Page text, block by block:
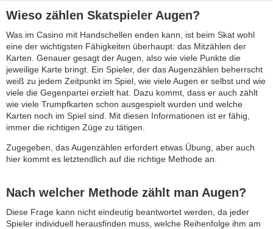
Wieso zählen Skatspieler Augen?
Was im Casino mit Handschellen enden kann, ist beim Skat wohl
eine der wichtigsten Fähigkeiten überhaupt: das Mitzählen der
Karten. Genauer gesagt der Augen, also wie viele Punkte die
jeweilige Karte bringt. Ein Spieler, der das Augenzählen beherrscht
weiß zu jedem Zeitpunkt im Spiel, wie viele Augen er selbst und wie
viele die Gegenpartei erzielt hat. Dazu kommt, dass er auch zählt
wie viele Trumpfkarten schon ausgespielt wurden und welche
Karten noch im Spiel sind. Mit diesen Informationen ist er fähig,
immer die richtigen Züge zu tätigen.
Zugegeben, das Augenzählen erfordert etwas Übung, aber auch
hier kommt es letztendlich auf die richtige Methode an.
Nach welcher Methode zählt man Augen?
Diese Frage kann nicht eindeutig beantwortet werden, da jeder
Spieler individuell herausfinden muss, welche Reihenfolge ihm am